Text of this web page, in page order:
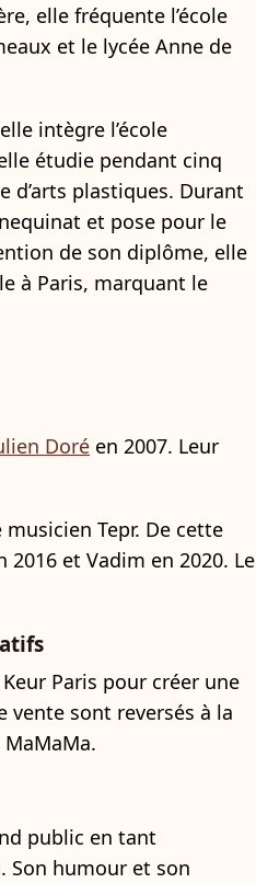
elle fréquente l’école
et le lycée Anne de
intègre l’école
étudie pendant cinq
d’arts plastiques. Durant
et pose pour le
de son diplôme, elle
à Paris, marquant le
Doré en 2007. Leur
Tepr. De cette
et Vadim en 2020. Le
Paris pour créer une
vente sont reversés à la
public en tant
Son humour et son